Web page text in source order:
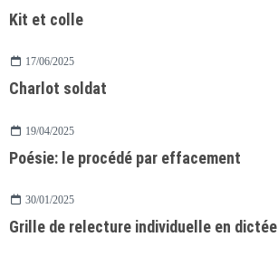
Kit et colle
17/06/2025
Charlot soldat
19/04/2025
Poésie: le procédé par effacement
30/01/2025
Grille de relecture individuelle en dictée